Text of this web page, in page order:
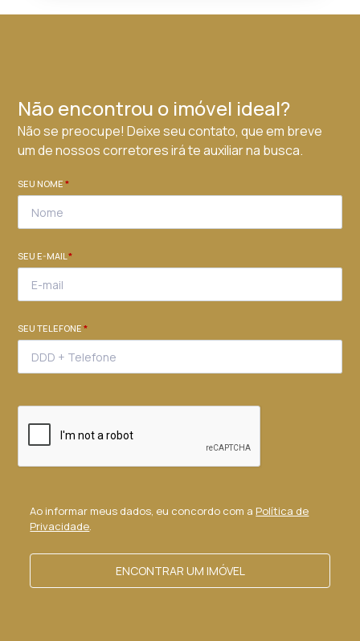
Não encontrou o imóvel ideal?
Não se preocupe! Deixe seu contato, que em breve
um de nossos corretores irá te auxiliar na busca.
SEU NOME*
SEU E-MAIL*
SEU TELEFONE*
Ao informar meus dados, eu concordo com a Política de
Privacidade.
ENCONTRAR UM IMÓVEL